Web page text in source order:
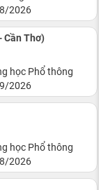
2026
Cần Thơ)
học Phổ thông
2026
học Phổ thông
2026